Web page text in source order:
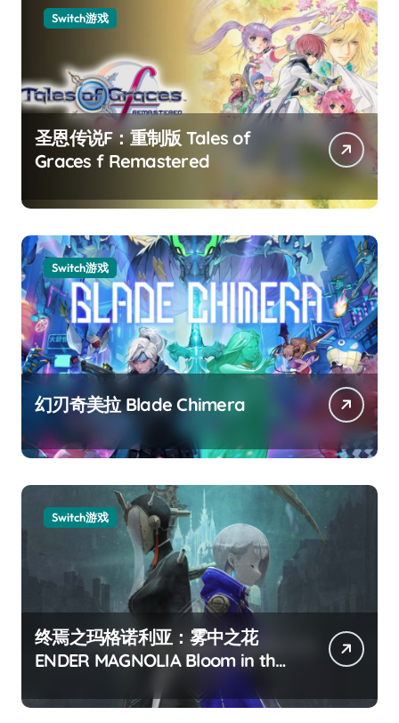
Switch游戏
圣恩传说F：重制版 Tales of
Graces f Remastered
Switch游戏
幻刃奇美拉 Blade Chimera
Switch游戏
终焉之玛格诺利亚：雾中之花
ENDER MAGNOLIA Bloom in the